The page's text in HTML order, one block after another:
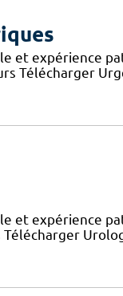
et expérience
Télécharger
et expérience